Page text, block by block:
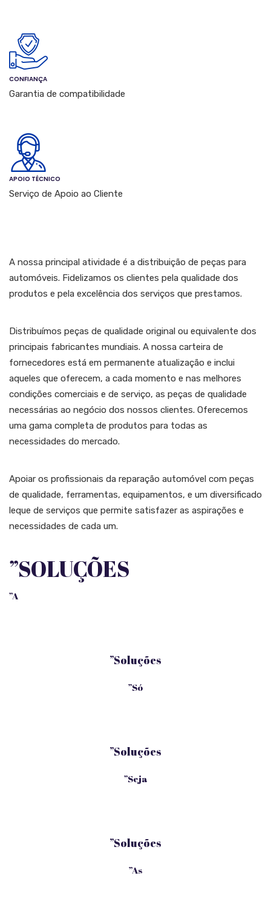
CONFIANÇA
Garantia de compatibilidade
APOIO TÉCNICO
Serviço de Apoio ao Cliente
A nossa principal atividade é a distribuição de peças para
automóveis. Fidelizamos os clientes pela qualidade dos
produtos e pela excelência dos serviços que prestamos.
Distribuímos peças de qualidade original ou equivalente dos
principais fabricantes mundiais. A nossa carteira de
fornecedores está em permanente atualização e inclui
aqueles que oferecem, a cada momento e nas melhores
condições comerciais e de serviço, as peças de qualidade
necessárias ao negócio dos nossos clientes. Oferecemos
uma gama completa de produtos para todas as
necessidades do mercado.
Apoiar os profissionais da reparação automóvel com peças
de qualidade, ferramentas, equipamentos, e um diversificado
leque de serviços que permite satisfazer as aspirações e
necessidades de cada um.
”SOLUÇÕES
”A
”Soluções
”Só
”Soluções
”Seja
”Soluções
”As